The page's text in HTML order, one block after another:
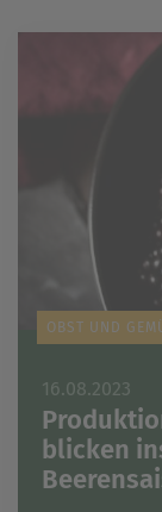
OBST UND
16.08.2023
blicken